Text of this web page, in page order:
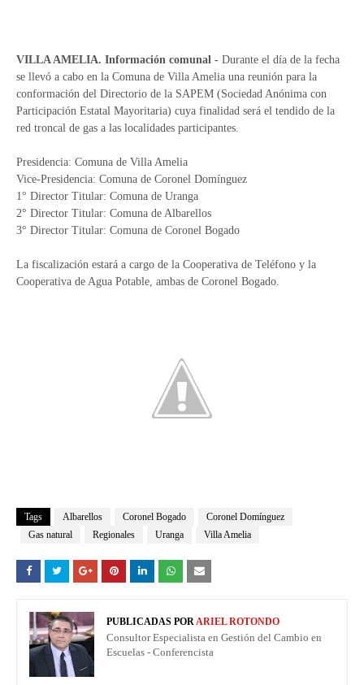
VILLA AMELIA. Información comunal - Durante el día de la fecha
se llevó a cabo en la Comuna de Villa Amelia una reunión para la
conformación del Directorio de la SAPEM (Sociedad Anónima con
Participación Estatal Mayoritaria) cuya finalidad será el tendido de la
red troncal de gas a las localidades participantes.
Presidencia: Comuna de Villa Amelia
Vice-Presidencia: Comuna de Coronel Domínguez
1° Director Titular: Comuna de Uranga
2° Director Titular: Comuna de Albarellos
3° Director Titular: Comuna de Coronel Bogado
La fiscalización estará a cargo de la Cooperativa de Teléfono y la
Cooperativa de Agua Potable, ambas de Coronel Bogado.
Tags Albarellos Coronel Bogado
Coronel Domínguez
Gas natural
Regionales Uranga Villa Amelia
PUBLICADAS PORARIEL ROTONDO
Consultor Especialista en Gestión del Cambio en
Escuelas - Conferencista